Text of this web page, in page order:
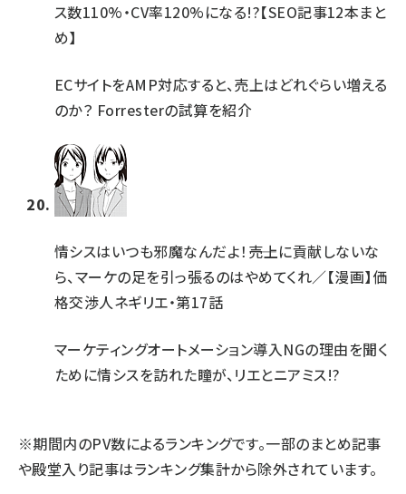
ス数110%・CV率120%になる!?【SEO記事12本まと
め】
ECサイトをAMP対応すると、売上はどれぐらい増える
のか？ Forresterの試算を紹介
情シスはいつも邪魔なんだよ！――売上に貢献しないな
ら、マーケの足を引っ張るのはやめてくれ／【漫画】価
格交渉人ネギリエ・第17話
マーケティングオートメーション導入NGの理由を聞く
ために情シスを訪れた瞳が、リエとニアミス!?
※期間内のPV数によるランキングです。一部のまとめ記事
や殿堂入り記事はランキング集計から除外されています。